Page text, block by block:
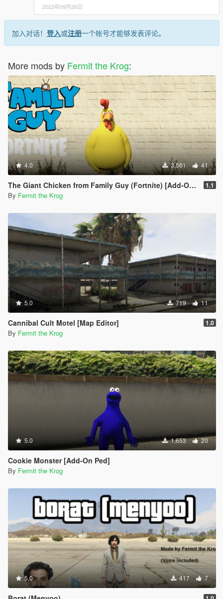
2023年09月26日
加入对话！ 登入或注册一个帐号才能够发表评论。
More mods by Fermit the Krog:
4.0 3,561 41
The Giant Chicken from Family Guy (Fortnite) [Add-On Ped] 1.1
By Fermit the Krog
5.0 719 11
Cannibal Cult Motel [Map Editor] 1.0
By Fermit the Krog
5.0 1,653 20
Cookie Monster [Add-On Ped]
By Fermit the Krog
5.0 417 7